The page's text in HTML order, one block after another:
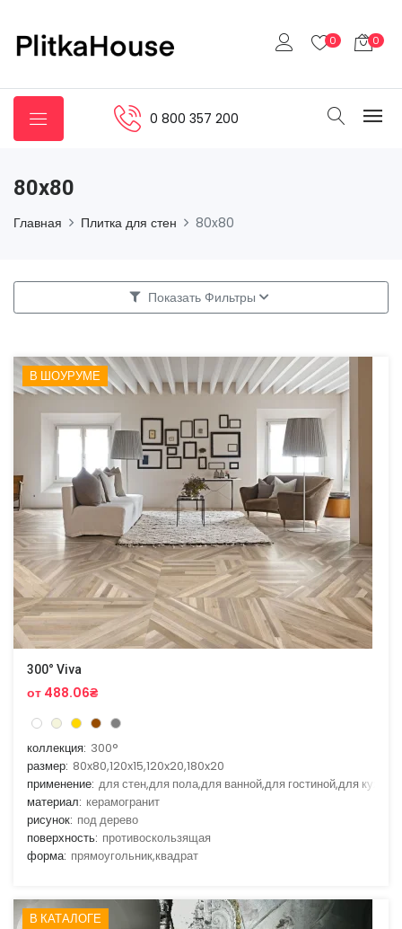
0 0
0 800 357 200
80x80
Главная Плитка для стен 80x80
Показать Фильтры
В ШОУРУМЕ
300° Viva
от 488.06₴
коллекция: 300°
размер: 80x80,120x15,120x20,180x20
применение: для стен,для пола,для ванной,для гостиной,для кухни
материал: керамогранит
рисунок: под дерево
поверхность: противоскользящая
форма: прямоугольник,квадрат
В КАТАЛОГЕ